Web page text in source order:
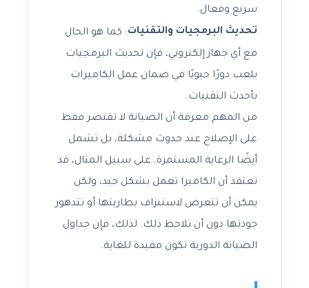
سريع وفعال.
تحديث البرمجيات والتقنيات: كما هو الحال
مع أي جهاز إلكتروني، فإن تحديث البرمجيات
يلعب دورًا حيويًا في ضمان عمل الكاميرات
بأحدث التقنيات.
من المهم معرفة أن الصيانة لا تقتصر فقط
على الإصلاح عند حدوث مشكلة، بل تشمل
أيضًا الرعاية المستمرة. على سبيل المثال، قد
تعتقد أن الكاميرا تعمل بشكل جيد، ولكن
يمكن أن تتعرض لاستنزاف بطاريتها أو تتدهور
جودتها دون أن تلاحظ ذلك. لذلك، فإن جداول
الصيانة الدورية تكون مفيدة للغاية.